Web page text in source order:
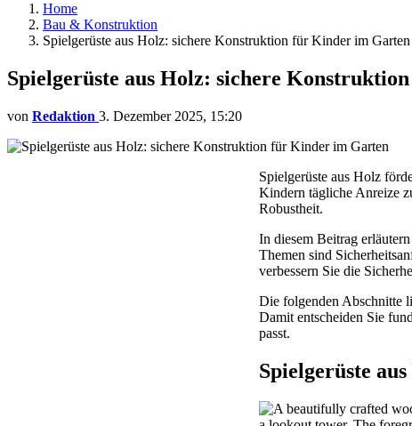
Home
Bau & Konstruktion
Spielgerüste aus Holz: sichere Konstruktion für Kinder im Garten
Spielgerüste aus Holz: sichere
von Redaktion 3. Dezember 2025, 15:20
Spielgerüste aus Holz
Kindern tägliche Anreize
Robustheit.
In diesem Beitrag
Themen sind
verbessern Sie die
Die folgenden Abschnitte
Damit entscheiden Sie
passt.
Spielgerüste